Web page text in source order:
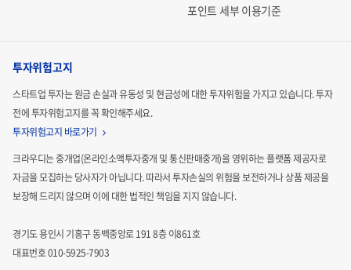
포인트 세부 이용기준
투자위험고지
스타트업 투자는 원금 손실과 유동성 및 현금성에 대한 투자위험을 가지고 있습니다.투자
전에 투자위험고지를 꼭 확인해주세요.
투자위험고지 바로가기
크라우디는 중개업(온라인소액투자중개 및 통신판매중개)을 영위하는 플랫폼 제공자로
자금을 모집하는당사자가 아닙니다. 따라서 투자손실의 위험을 보전하거나 상품 제공을
보장해 드리지 않으며 이에 대한 법적인 책임을 지지 않습니다.
경기도 용인시 기흥구 동백중앙로 191 8층 이861호
대표번호 010-5925-7903